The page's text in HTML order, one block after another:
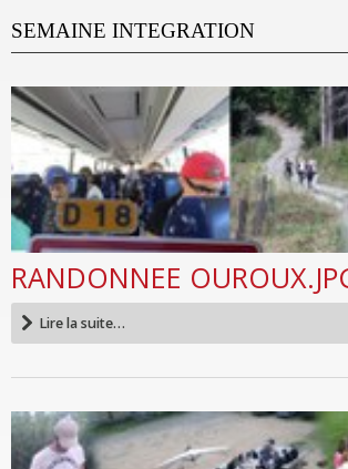
SEMAINE INTEGRATION
RANDONNEE
Lire la suite…